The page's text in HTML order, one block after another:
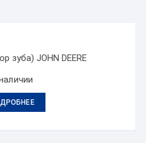
зуба) JOHN DEERE